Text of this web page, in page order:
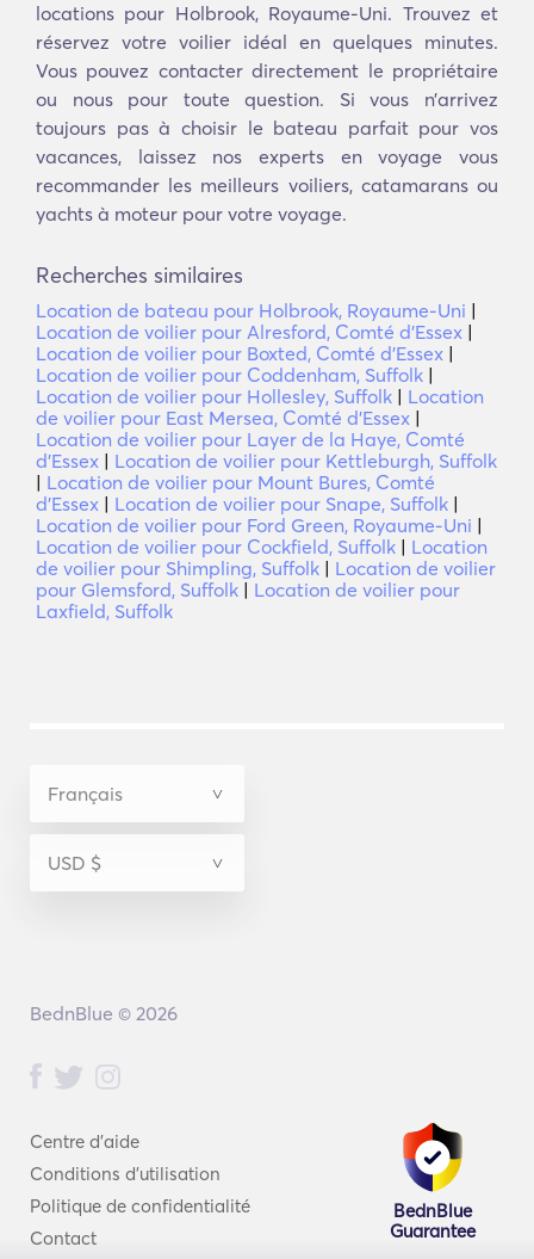
locations pour Holbrook, Royaume-Uni. Trouvez et
réservez votre voilier idéal en quelques minutes.
Vous pouvez contacter directement le propriétaire
ou nous pour toute question. Si vous n’arrivez
toujours pas à choisir le bateau parfait pour vos
vacances, laissez nos experts en voyage vous
recommander les meilleurs voiliers, catamarans ou
yachts à moteur pour votre voyage.
Recherches similaires
Location de bateau pour Holbrook, Royaume-Uni |
Location de voilier pour Alresford, Comté d'Essex |
Location de voilier pour Boxted, Comté d'Essex |
Location de voilier pour Coddenham, Suffolk |
Location de voilier pour Hollesley, Suffolk | Location
de voilier pour East Mersea, Comté d'Essex |
Location de voilier pour Layer de la Haye, Comté
d'Essex | Location de voilier pour Kettleburgh, Suffolk
| Location de voilier pour Mount Bures, Comté
d'Essex | Location de voilier pour Snape, Suffolk |
Location de voilier pour Ford Green, Royaume-Uni |
Location de voilier pour Cockfield, Suffolk | Location
de voilier pour Shimpling, Suffolk | Location de voilier
pour Glemsford, Suffolk | Location de voilier pour
Laxfield, Suffolk
Centre d'aide
Conditions d'utilisation
Politique de confidentialité
Contact
BednBlue
Guarantee
BednBlue © 2026